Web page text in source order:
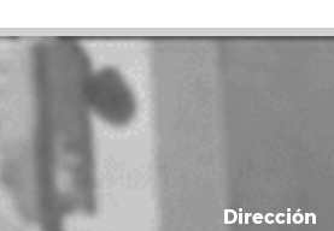
Dirección